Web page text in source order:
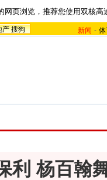
网页浏览，推荐您使用双核高
产 搜狗 新闻 -
利 杨百翰